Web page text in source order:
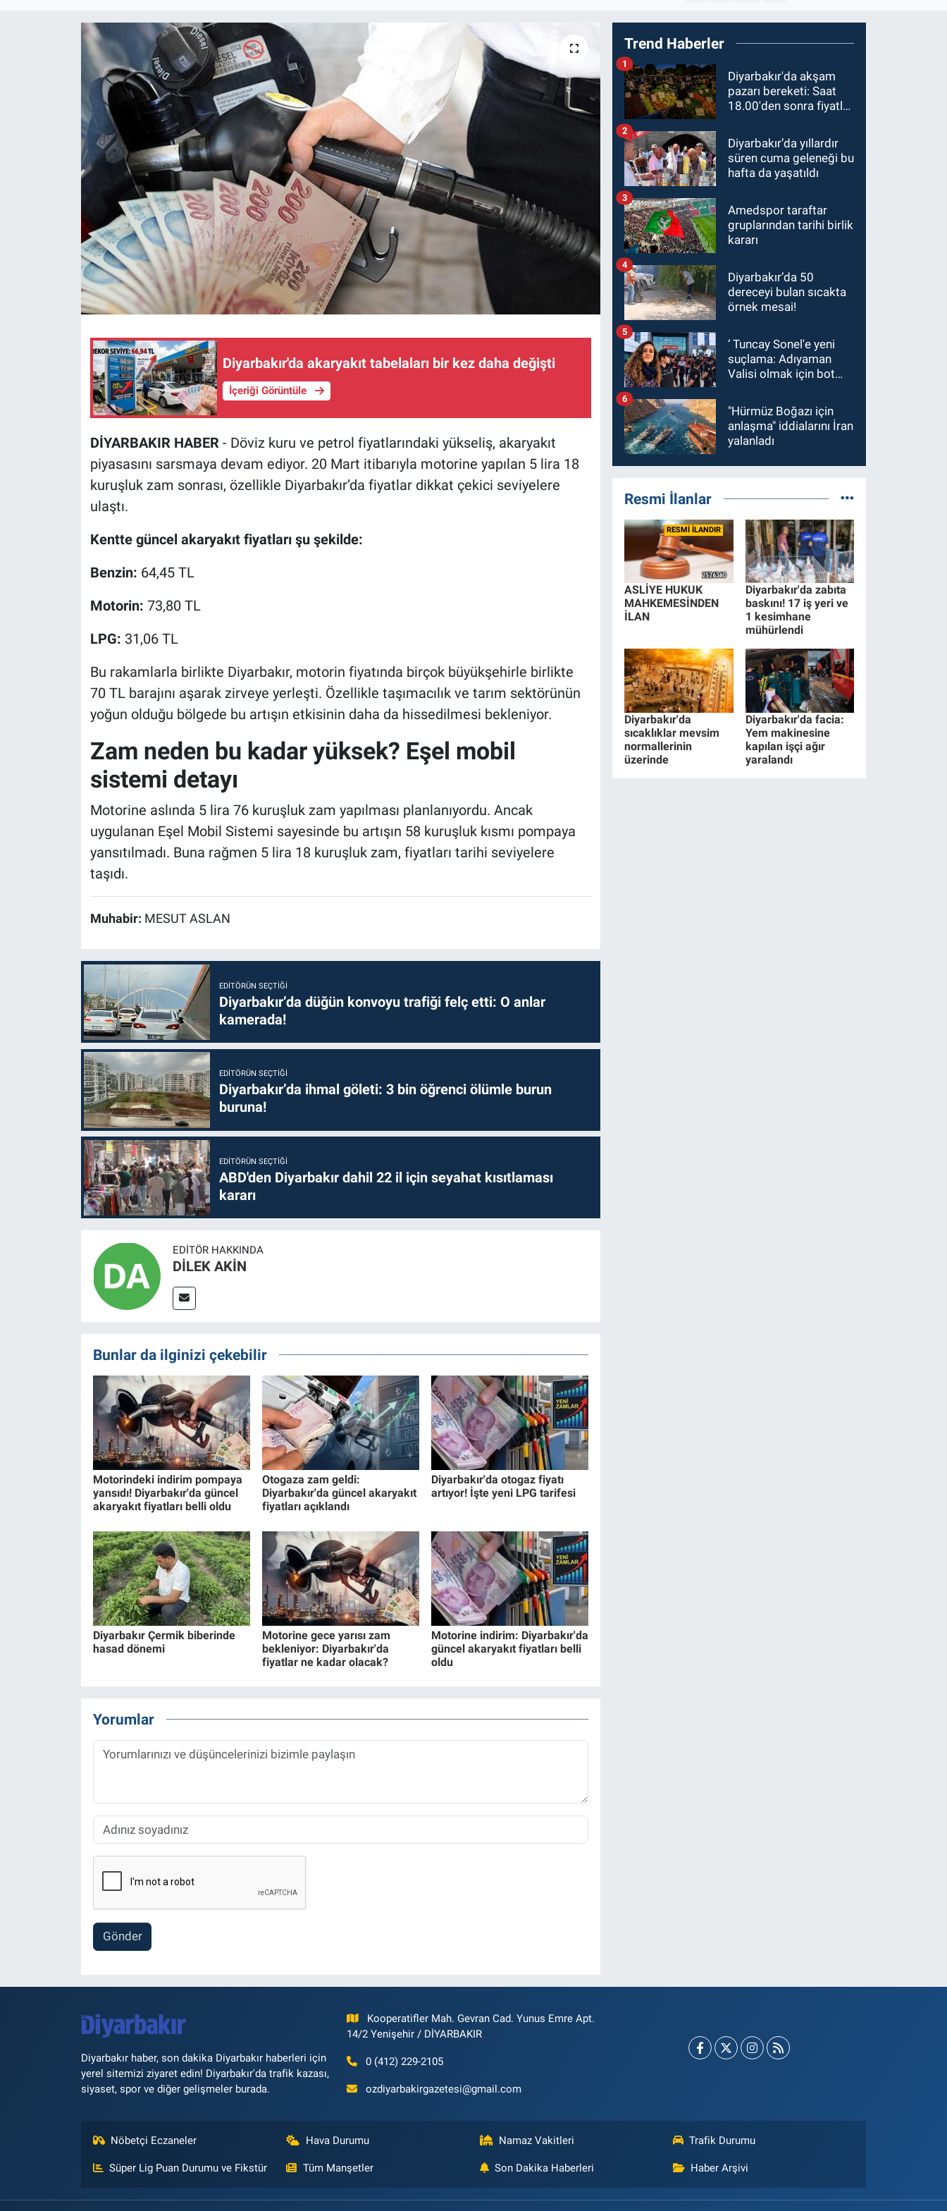
Diyarbakır'da akaryakıt tabelaları bir kez daha değişti
İçeriği Görüntüle
DİYARBAKIR HABER- Döviz kuru ve petrol fiyatlarındaki yükseliş, akaryakıt
piyasasını sarsmaya devam ediyor. 20 Mart itibarıyla motorine yapılan 5 lira 18
kuruşluk zam sonrası, özellikle Diyarbakır’da fiyatlar dikkat çekici seviyelere
ulaştı.
Kentte güncel akaryakıt fiyatları şu şekilde:
Benzin: 64,45 TL
Motorin: 73,80 TL
LPG: 31,06 TL
Bu rakamlarla birlikte Diyarbakır, motorin fiyatında birçok büyükşehirle birlikte
70 TL barajını aşarak zirveye yerleşti. Özellikle taşımacılık ve tarım sektörünün
yoğun olduğu bölgede bu artışın etkisinin daha da hissedilmesi bekleniyor.
Zam neden bu kadar yüksek? Eşel mobil
sistemi detayı
Motorine aslında 5 lira 76 kuruşluk zam yapılması planlanıyordu. Ancak
uygulanan Eşel Mobil Sistemi sayesinde bu artışın 58 kuruşluk kısmı pompaya
yansıtılmadı. Buna rağmen 5 lira 18 kuruşluk zam, fiyatları tarihi seviyelere
taşıdı.
Muhabir: MESUT ASLAN
EDITÖRÜN SEÇTIĞI
Diyarbakır’da düğün konvoyu trafiği felç etti: O anlar
kamerada!
EDITÖRÜN SEÇTIĞI
Diyarbakır’da ihmal göleti: 3 bin öğrenci ölümle burun
buruna!
EDITÖRÜN SEÇTIĞI
ABD'den Diyarbakır dahil 22 il için seyahat kısıtlaması
kararı
EDITÖR HAKKINDA
DİLEK AKİN
Bunlar da ilginizi çekebilir
Motorindeki indirim pompaya
yansıdı! Diyarbakır'da güncel
akaryakıt fiyatları belli oldu
Otogaza zam geldi:
Diyarbakır'da güncel akaryakıt
fiyatları açıklandı
Diyarbakır'da otogaz fiyatı
artıyor! İşte yeni LPG tarifesi
Diyarbakır Çermik biberinde
hasad dönemi
Motorine gece yarısı zam
bekleniyor: Diyarbakır'da
fiyatlar ne kadar olacak?
Motorine indirim: Diyarbakır'da
güncel akaryakıt fiyatları belli
oldu
Yorumlar
Gönder
Trend Haberler
Diyarbakır'da akşam
pazarı bereketi: Saat
18.00'den sonra fiyatlar
1
Diyarbakır’da yıllardır
süren cuma geleneği bu
hafta da yaşatıldı
2
Amedspor taraftar
gruplarından tarihi birlik
kararı
3
Diyarbakır’da 50
dereceyi bulan sıcakta
örnek mesai!
4
‘ Tuncay Sonel'e yeni
suçlama: Adıyaman
Valisi olmak için bot
5
"Hürmüz Boğazı için
anlaşma" iddialarını İran
yalanladı
6
Resmi İlanlar
RESMİ İLANDIR
ASLİYE HUKUK
MAHKEMESİNDEN
İLAN
Diyarbakır'da zabıta
baskını! 17 iş yeri ve
1 kesimhane
mühürlendi
Diyarbakır'da
sıcaklıklar mevsim
normallerinin
üzerinde
Diyarbakır'da facia:
Yem makinesine
kapılan işçi ağır
yaralandı
Diyarbakır haber, son dakika Diyarbakır haberleri için
yerel sitemizi ziyaret edin! Diyarbakır'da trafik kazası,
siyaset, spor ve diğer gelişmeler burada.
Kooperatifler Mah. Gevran Cad. Yunus Emre Apt.
14/2 Yenişehir / DİYARBAKIR
0 (412) 229-2105
ozdiyarbakirgazetesi@gmail.com
Nöbetçi Eczaneler Hava Durumu Namaz Vakitleri Trafik Durumu
Süper Lig Puan Durumu ve Fikstür Tüm Manşetler Son Dakika Haberleri Haber Arşivi
EĞİTİM
ÖZEL HABER
POLİTİKA
SAĞLIK